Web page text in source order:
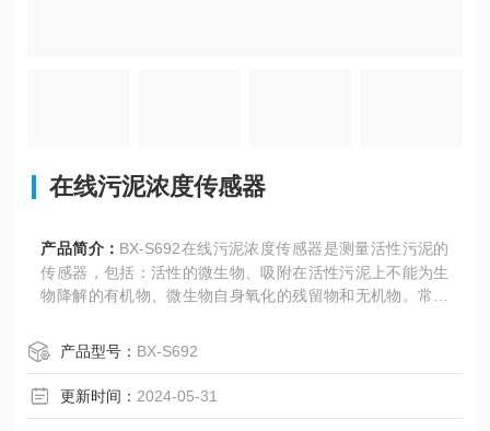
在线污泥浓度传感器
产品简介： BX-S692在线污泥浓度传感器是测量活性污泥的
传感器，包括：活性的微生物、吸附在活性污泥上不能为生
物降解的有机物、微生物自身氧化的残留物和无机物。常用
池内活性污泥浓度。
产品型号： BX-S692
更新时间： 2024-05-31